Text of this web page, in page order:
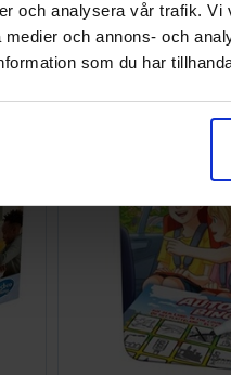
och analysera vår trafik. Vi
medier och annons- och
som du har
9 239 SEK